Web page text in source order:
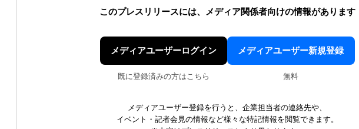
このプレスリリースには、 メディア関係者向けの情報があります
メディアユーザーログイン
既に登録済みの方はこちら
メディアユーザー新規登録
無料
メディアユーザー登録を行うと、企業担当者の連絡先や、
イベント・記者会見の情報など様々な特記情報を閲覧できます。